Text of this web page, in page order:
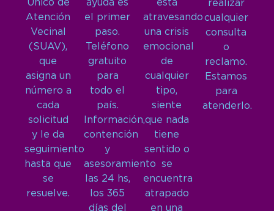
Único de
Atención
Vecinal
(SUAV),
que
asigna un
número a
cada
solicitud
y le da
seguimiento
hasta que
se
resuelve.
ayuda es
el primer
paso.
Teléfono
gratuito
para
todo el
país.
Información,
contención
y
asesoramiento
las 24 hs,
los 365
días del
está
atravesando
una crisis
emocional
de
cualquier
tipo,
siente
que nada
tiene
sentido o
se
encuentra
atrapado
en una
realizar
cualquier
consulta
o
reclamo.
Estamos
para
atenderlo.